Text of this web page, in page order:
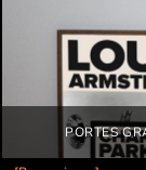
PORTES